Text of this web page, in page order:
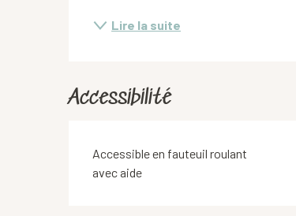
Lire la suite
Accessibilité
Accessible en fauteuil roulant
avec aide